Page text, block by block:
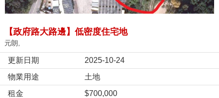
【政府路大路邊】低密度住宅地
元朗,
更新日期
2025-10-24
物業用途
土地
租金
$700,000